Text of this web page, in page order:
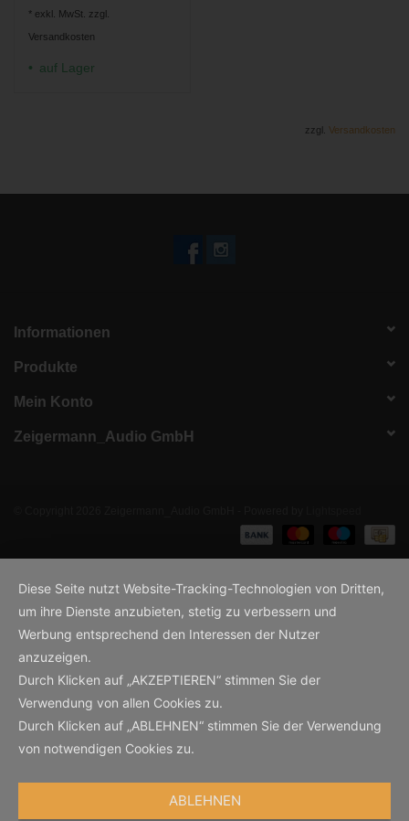
* exkl. MwSt. zzgl.
Versandkosten
auf Lager
zzgl. Versandkosten
Informationen
Produkte
Mein Konto
Zeigermann_Audio GmbH
Diese Seite nutzt Website-Tracking-Technologien von Dritten,
um ihre Dienste anzubieten, stetig zu verbessern und
Werbung entsprechend den Interessen der Nutzer
anzuzeigen.
Durch Klicken auf „AKZEPTIEREN“ stimmen Sie der
Verwendung von allen Cookies zu.
Durch Klicken auf „ABLEHNEN“ stimmen Sie der Verwendung
von notwendigen Cookies zu.
ABLEHNEN